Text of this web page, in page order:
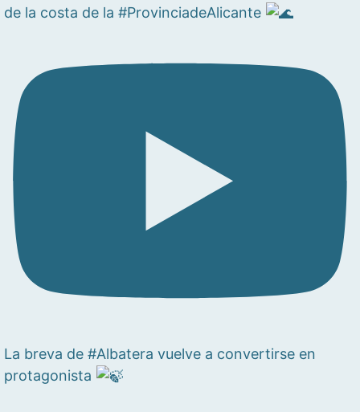
de la costa de la #ProvinciadeAlicante
La breva de #Albatera vuelve a convertirse en
protagonista